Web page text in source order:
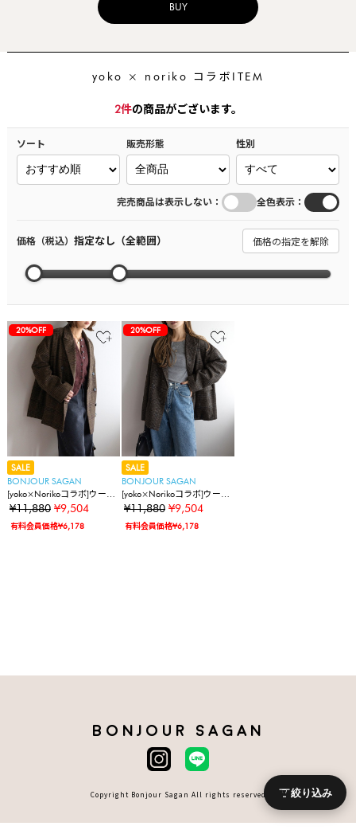
BUY
yoko × noriko コラボITEM
2件の商品がございます。
ソート 販売形態 性別
完売商品は表示しない ： 全色表示 ：
価格（税込） 指定なし（全範囲） 価格の指定を解除
絞り込み
20%OFF
SALE
BONJOUR SAGAN
[yoko×Norikoコラボ]ウール
タッチグレンチェックジャ
ケット
¥11,880 ¥9,504
有料会員価格¥6,178
20%OFF
SALE
BONJOUR SAGAN
[yoko×Norikoコラボ]ウール
タッチグレンチェックジャ
ケット
¥11,880 ¥9,504
有料会員価格¥6,178
BONJOUR SAGAN
Copyright Bonjour Sagan All rights reserved